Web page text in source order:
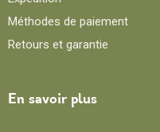
Méthodes de paiement
Retours et garantie
En savoir plus